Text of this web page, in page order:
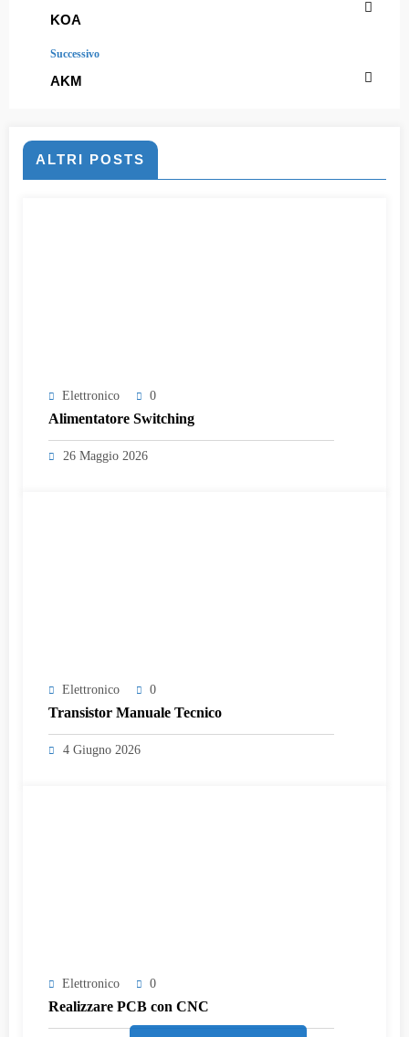
KOA
Successivo
AKM
ALTRI POSTS
Elettronico 0
Alimentatore Switching
26 Maggio 2026
Elettronico 0
Transistor Manuale Tecnico
4 Giugno 2026
Elettronico 0
Realizzare PCB con CNC